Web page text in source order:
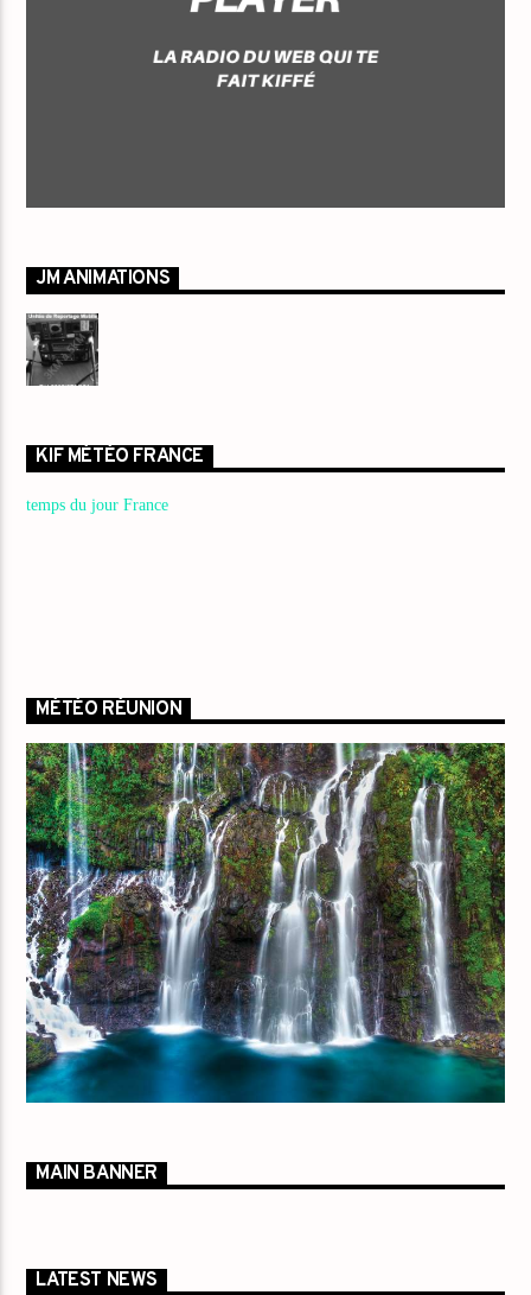
JM ANIMATIONS
KIF MÉTÉO FRANCE
temps du jour France
MÉTÉO RÉUNION
MAIN BANNER
LATEST NEWS